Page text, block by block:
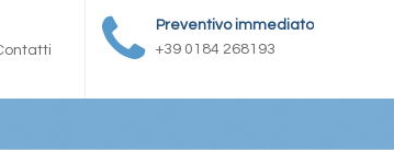
Preventivo immediato
+39 0184 268193